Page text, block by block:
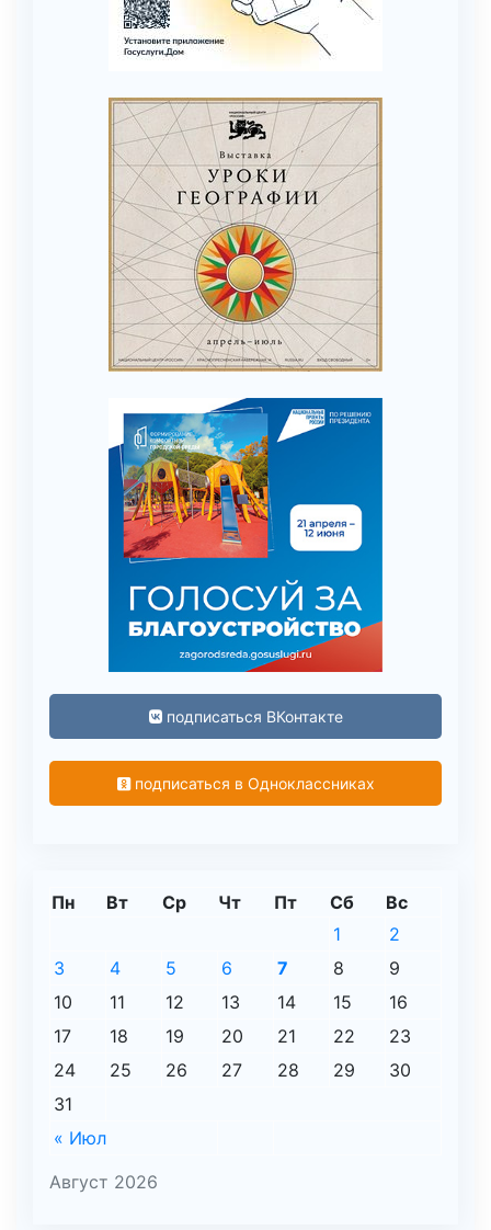
подписаться ВКонтакте
подписаться в Одноклассниках
Август 2026
Пн Вт Ср Чт Пт Сб Вс
« Июл
1
2
3
4 5 6 7 8
9
10
11 12 13 14 15
16
17
18 19 20 21 22
23
24
25 26 27 28 29
30
31